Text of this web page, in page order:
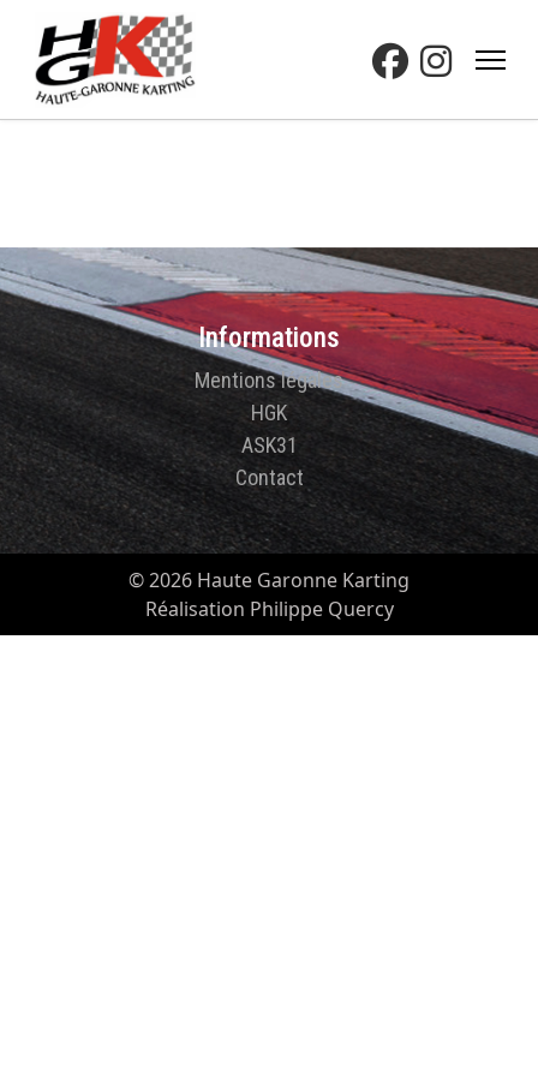
Informations
Mentions légales
HGK
ASK31
Contact
© 2026 Haute Garonne Karting
Réalisation Philippe Quercy